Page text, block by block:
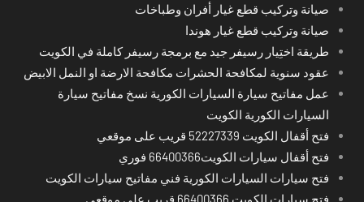
صيانة وتركيب قطع غيار أفران وطباخات
صيانة وتركيب قطع غيار هوندا
طريقة اختِيار رسيفر جيد مع برمجة رسيفر كاملة في الكويت
عقود سنوية لمكافحة الحشرات مكافحة الارضة او النمل الابيض
عمل مفاتيح سيارة السيارات الكورية نسخ مفاتيح سيارة
السيارات الكورية الكويت
فتح أقفال الكويت 52227339 قريب على موقعي
فتح أقفال سيارات الكويت66400366 فوري
فتح سيارات السيارات الكورية فني مفاتيح سيارات الكويت
فتح سيارات الكويت 66400366 قريب على موقعي